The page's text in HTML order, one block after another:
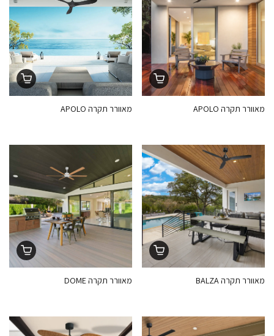
מאוורר תקרה APOLO מאוורר תקרה APOLO
מאוורר תקרה BALZA מאוורר תקרה DOME